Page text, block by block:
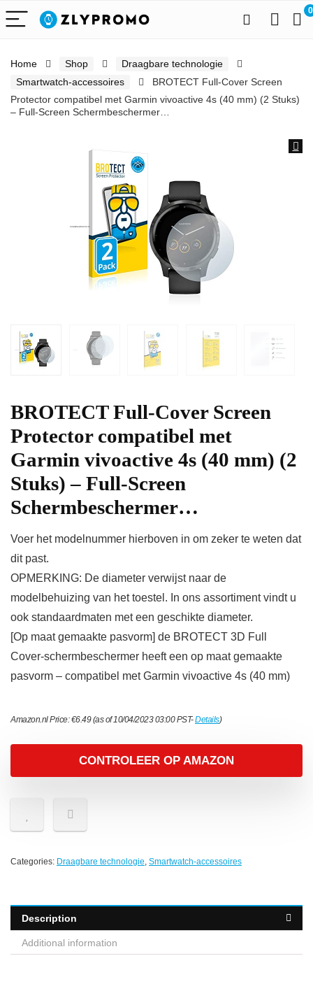
0
Home Shop
Draagbare technologie
Smartwatch-accessoires
BROTECT Full-Cover Screen
Protector compatibel met Garmin vivoactive 4s (40 mm) (2 Stuks)
– Full-Screen Schermbeschermer…
BROTECT Full-Cover Screen
Protector compatibel met
Garmin vivoactive 4s (40 mm) (2
Stuks) – Full-Screen
Schermbeschermer…
Voer het modelnummer hierboven in om zeker te weten dat
dit past.
OPMERKING: De diameter verwijst naar de
modelbehuizing van het toestel. In ons assortiment vindt u
ook standaardmaten met een geschikte diameter.
[Op maat gemaakte pasvorm] de BROTECT 3D Full
Cover-schermbeschermer heeft een op maat gemaakte
pasvorm – compatibel met Garmin vivoactive 4s (40 mm)
Amazon.nl Price:€6.49(as of 10/04/2023 03:00 PST-Details)
CONTROLEER OP AMAZON
Categories: Draagbare technologie, Smartwatch-accessoires
Description
Additional information